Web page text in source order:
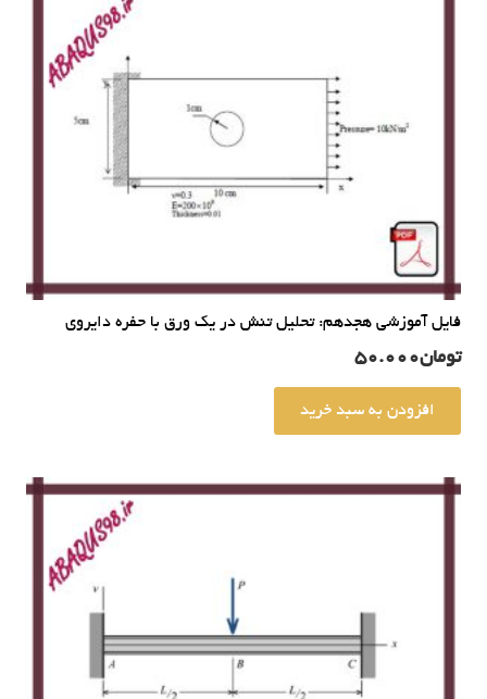
فایل آموزشی هجدهم: تحلیل تنش در یک ورق با حفره دایروی
تومان50.000
افزودن به سبد خرید